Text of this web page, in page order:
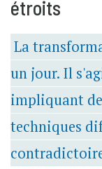
étroits
La
un jour. Il
impliquant
techniques